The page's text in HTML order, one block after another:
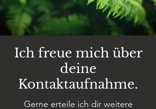
Ich freue mich über
deine
Kontaktaufnahme.
Gerne erteile ich dir weitere